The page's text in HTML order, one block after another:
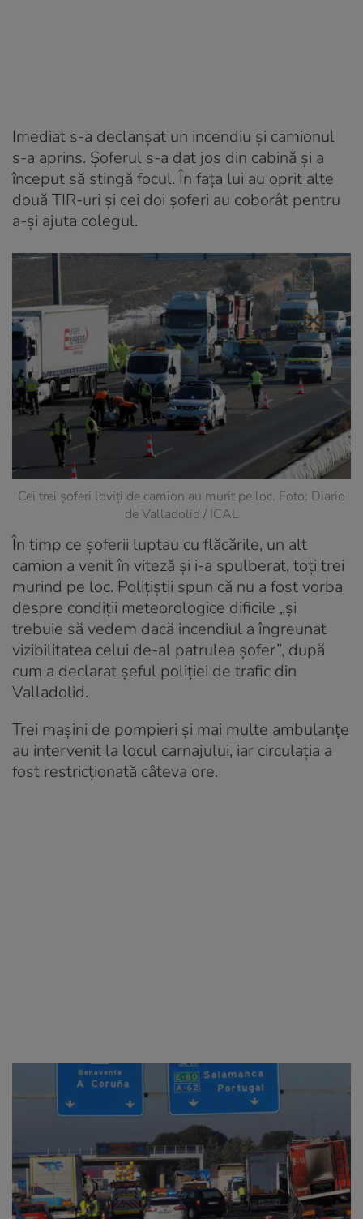
Imediat s-a declanșat un incendiu și camionul
s-a aprins. Șoferul s-a dat jos din cabină și a
început să stingă focul. În fața lui au oprit alte
două TIR-uri și cei doi șoferi au coborât pentru
a-și ajuta colegul.
Cei trei șoferi loviți de camion au murit pe loc. Foto: Diario
de Valladolid / ICAL
În timp ce șoferii luptau cu flăcările, un alt
camion a venit în viteză și i-a spulberat, toți trei
murind pe loc. Polițiștii spun că nu a fost vorba
despre condiții meteorologice dificile „și
trebuie să vedem dacă incendiul a îngreunat
vizibilitatea celui de-al patrulea șofer”, după
cum a declarat șeful poliției de trafic din
Valladolid.
Trei mașini de pompieri și mai multe ambulanțe
au intervenit la locul carnajului, iar circulația a
fost restricționată câteva ore.